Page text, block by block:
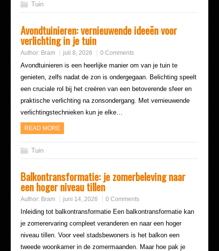
Tuin
Avondtuinieren: vernieuwende ideeën voor
verlichting in je tuin
Author: Bram juli 8, 2026 0 Comments
Avondtuinieren is een heerlijke manier om van je tuin te
genieten, zelfs nadat de zon is ondergegaan. Belichting speelt
een cruciale rol bij het creëren van een betoverende sfeer en
praktische verlichting na zonsondergang. Met vernieuwende
verlichtingstechnieken kun je elke…
READ MORE
Tuin
Balkontransformatie: je zomerbeleving naar
een hoger niveau tillen
Author: Bram juni 14, 2026 0 Comments
Inleiding tot balkontransformatie Een balkontransformatie kan
je zomerervaring compleet veranderen en naar een hoger
niveau tillen. Voor veel stadsbewoners is het balkon een
tweede woonkamer in de zomermaanden. Maar hoe pak je